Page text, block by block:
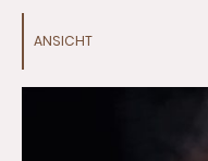
ANSICHT